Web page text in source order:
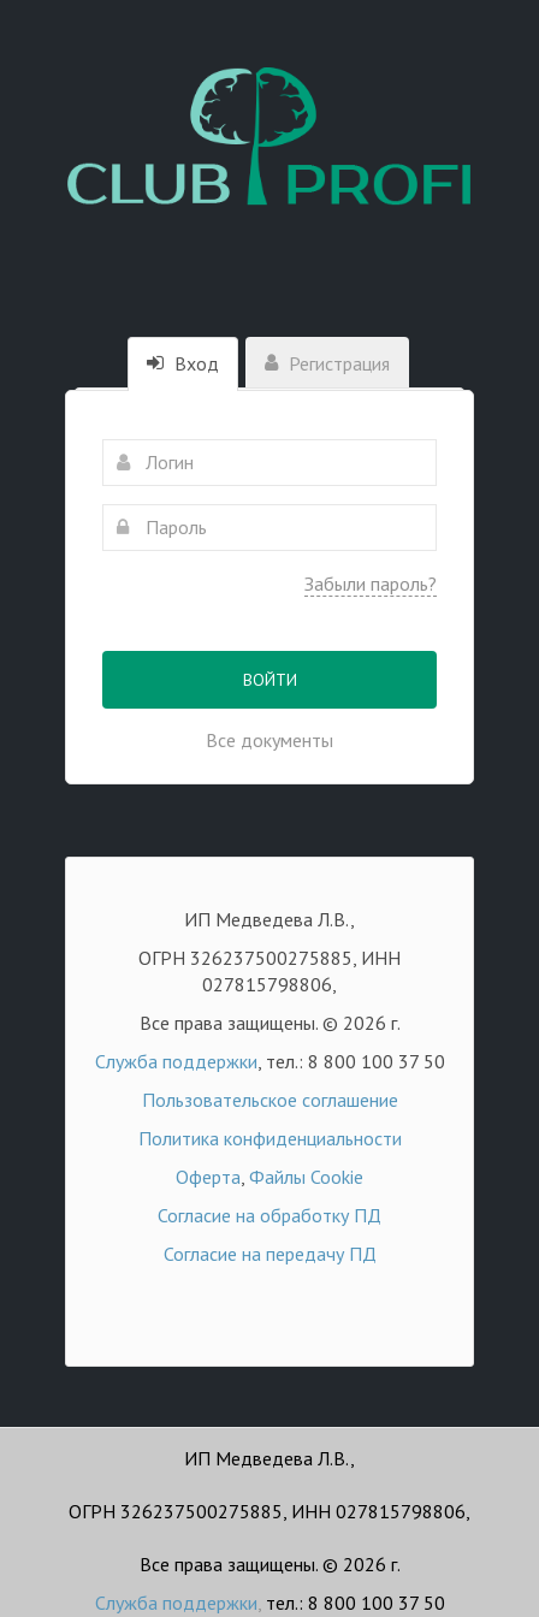
Вход Регистрация
Забыли пароль?
ВОЙТИ
Все документы
ИП Медведева Л.В.,
ОГРН 326237500275885, ИНН
027815798806,
Все права защищены. © 2026 г.
Служба поддержки, тел.: 8 800 100 37 50
Пользовательское соглашение
Политика конфиденциальности
Оферта, Файлы Cookie
Согласие на обработку ПД
Согласие на передачу ПД
ИП Медведева Л.В.,
ОГРН 326237500275885, ИНН 027815798806,
Все права защищены. © 2026 г.
Служба поддержки, тел.: 8 800 100 37 50